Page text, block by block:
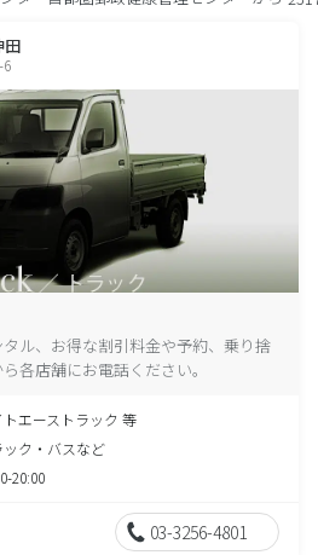
田
ル、お得な割引料金や予約、乗り捨
各店舗にお電話ください。
トエーストラック 等
ック・バスなど
20:00
03-3256-4801